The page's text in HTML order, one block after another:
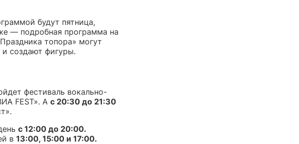
будут пятница,
— подробная программа на
топора» могут
и создают фигуры.
фестиваль вокально-
FEST». А с 20:30 до 21:30
с 12:00 до 20:00.
в 13:00, 15:00 и 17:00.